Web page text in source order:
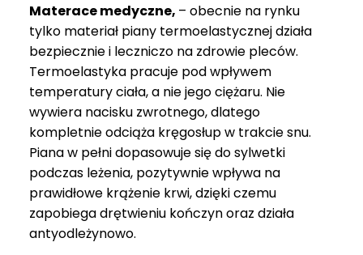
Materace medyczne, – obecnie na rynku
tylko materiał piany termoelastycznej działa
bezpiecznie i leczniczo na zdrowie pleców.
Termoelastyka pracuje pod wpływem
temperatury ciała, a nie jego ciężaru. Nie
wywiera nacisku zwrotnego, dlatego
kompletnie odciąża kręgosłup w trakcie snu.
Piana w pełni dopasowuje się do sylwetki
podczas leżenia, pozytywnie wpływa na
prawidłowe krążenie krwi, dzięki czemu
zapobiega drętwieniu kończyn oraz działa
antyodleżynowo.